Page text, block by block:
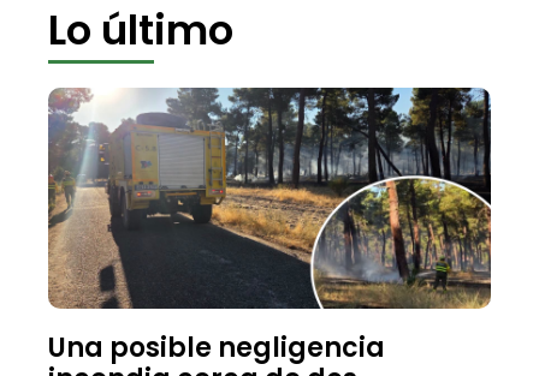
Lo último
Una posible negligencia